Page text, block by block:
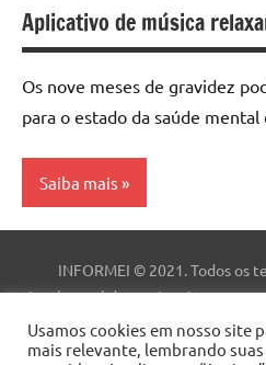
Aplicativo de música
Os nove meses de gravidez
para o estado da saúde
Saiba mais
Curiosidades
INFORMEI © 2021. Todos os
intelectual deste site. As marcas
são de propriedade de suas
faz parte do site do Facebook ou
Usamos cookies em nosso site
mais relevante, lembrando